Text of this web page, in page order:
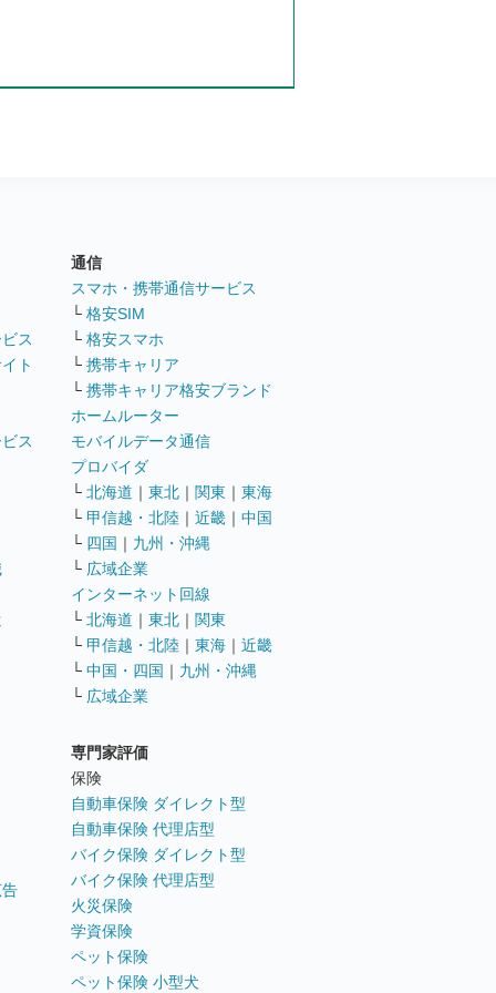
ス
ト
ス
通信
スマホ・携帯通信サービス
└ 格安SIM
└ 格安スマホ
└ 携帯キャリア
└ 携帯キャリア格安ブランド
ホームルーター
モバイルデータ通信
プロバイダ
└ 北海道 ｜ 東北 ｜ 関東 ｜ 東海
└ 甲信越・北陸 ｜ 近畿 ｜ 中国
└ 四国 ｜ 九州・沖縄
└ 広域企業
インターネット回線
└ 北海道 ｜ 東北 ｜ 関東
└ 甲信越・北陸 ｜ 東海 ｜ 近畿
└ 中国・四国 ｜ 九州・沖縄
└ 広域企業
専門家評価
保険
自動車保険 ダイレクト型
自動車保険 代理店型
バイク保険 ダイレクト型
バイク保険 代理店型
火災保険
学資保険
ペット保険
ペット保険 小型犬